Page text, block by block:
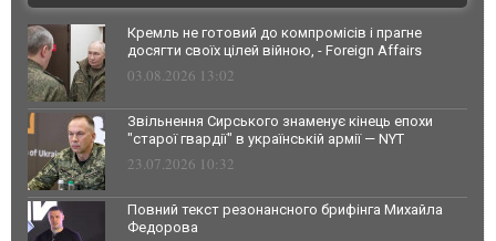
Кремль не готовий до компромісів і прагне
досягти своїх цілей війною, - Foreign Affairs
03.08.2026 13:02
Звільнення Сирського знаменує кінець епохи
"старої гвардії" в українській армії — NYT
23.07.2026 10:32
Повний текст резонансного брифінга Михайла
Федорова